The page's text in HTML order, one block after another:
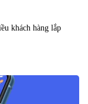
khách hàng lắp